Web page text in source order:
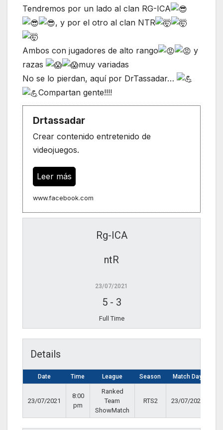
Tendremos por un lado al clan RG-ICA
, y por el otro al clan NTR
Ambos con jugadores de alto rango
y
razas
muy variadas
No se lo pierdan, aquí por DrTassadar…
Compartan gente!!!!
Drtassadar
Crear contenido entretenido de
videojuegos.
Leer más
www.facebook.com
Rg-ICA
ntR
23/07/2021
5- 3
Full Time
Details
Date Time League Season Match Day
23/07/2021
8:00
pm
Ranked
Team
ShowMatch
RTS2 23/07/2021